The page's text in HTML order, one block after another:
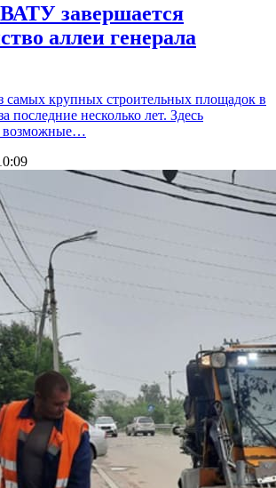
завершается
аллеи генерала
крупных строительных площадок в
последние несколько лет. Здесь
возможные…